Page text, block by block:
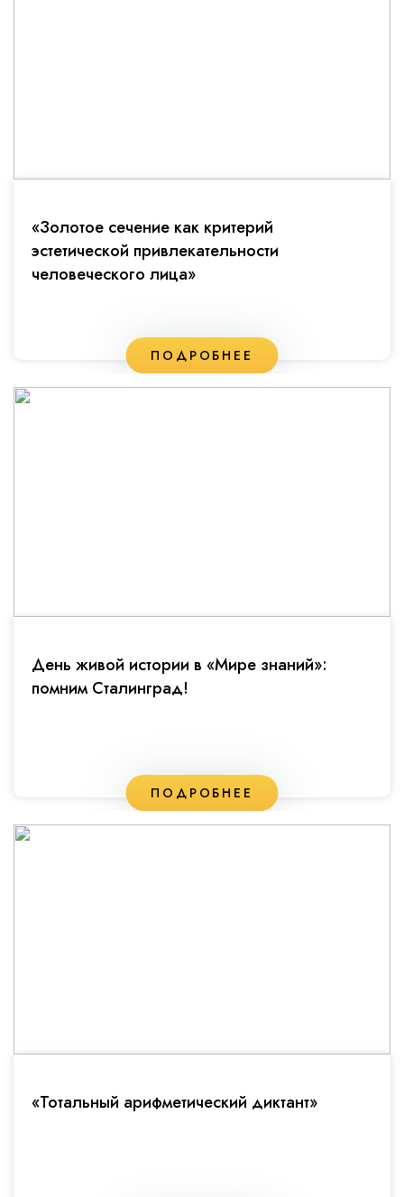
«Золотое сечение как критерий
эстетической привлекательности
человеческого лица»
ПОДРОБНЕЕ
День живой истории в «Мире знаний»:
помним Сталинград!
ПОДРОБНЕЕ
«Тотальный арифметический диктант»